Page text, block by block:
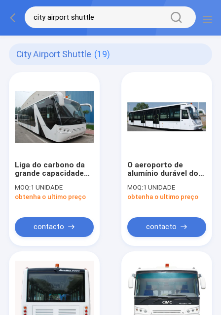
City Airport Shuttle (19)
Liga do carbono da
grande capacidade
aeroporto Aero da
cidade do ônibus da
ônibus de Cobus
2700
MOQ:1 UNIDADE
obtenha o ultimo preço
contacto
O aeroporto de
alumínio durável do
aeroporto da cidade
do avental treina
MOQ:1 UNIDADE
obtenha o ultimo preço
contacto